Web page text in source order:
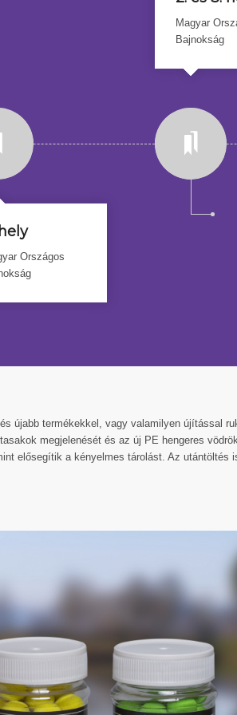
Országos
Magyar
Bajnokság
újabb termékekkel, vagy valamilyen újítással
megjelenését és az új PE hengeres
elősegítik a kényelmes tárolást. Az utántöltés